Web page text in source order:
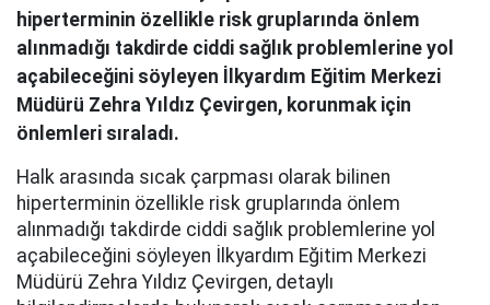
hiperterminin özellikle risk gruplarında önlem
alınmadığı takdirde ciddi sağlık problemlerine yol
açabileceğini söyleyen İlkyardım Eğitim Merkezi
Müdürü Zehra Yıldız Çevirgen, korunmak için
önlemleri sıraladı.
Halk arasında sıcak çarpması olarak bilinen
hiperterminin özellikle risk gruplarında önlem
alınmadığı takdirde ciddi sağlık problemlerine yol
açabileceğini söyleyen İlkyardım Eğitim Merkezi
Müdürü Zehra Yıldız Çevirgen, detaylı